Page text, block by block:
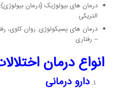
درمان های بیولوژیک (درمان
التریکی
درمان های پسیکولوژی: روان کاوی،
– رفتاری
انواع درمان
دارو درمانی